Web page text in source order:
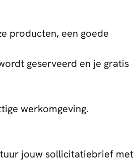
producten, een goede
geserveerd en je gratis
werkomgeving.
jouw sollicitatiebrief met